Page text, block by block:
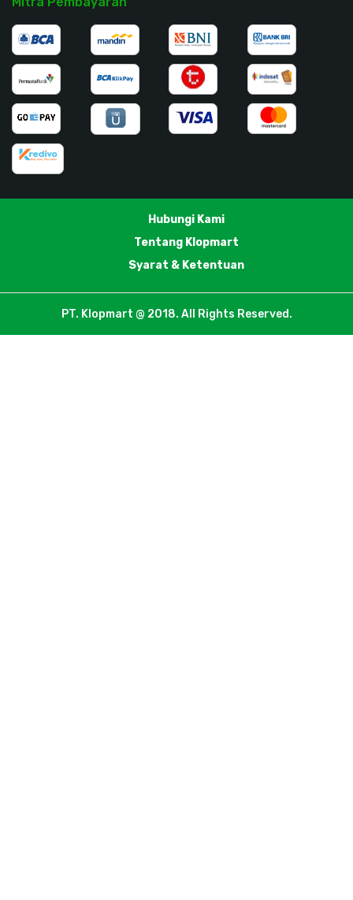
Hubungi Kami
Tentang Klopmart
Syarat & Ketentuan
PT. Klopmart @ 2018. All Rights Reserved.